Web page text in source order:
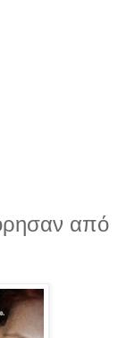
από